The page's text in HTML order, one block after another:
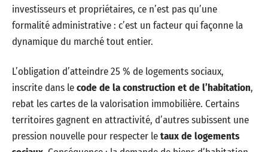
investisseurs et propriétaires, ce n’est pas qu’une
formalité administrative : c’est un facteur qui façonne la
dynamique du marché tout entier.
L’obligation d’atteindre 25 % de logements sociaux,
inscrite dans lecode de la construction et de l’habitation,
rebat les cartes de la valorisation immobilière. Certains
territoires gagnent en attractivité, d’autres subissent une
pression nouvelle pour respecter letaux de logements